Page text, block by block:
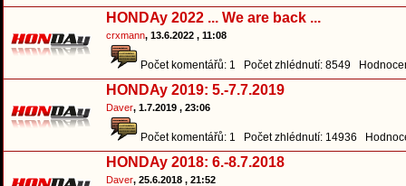
HONDAy 2022 ... We are back ...
crxmann, 13.6.2022 , 11:08
Počet komentářů: 1 Počet zhlédnutí: 8549
HONDAy 2019: 5.-7.7.2019
Daver, 1.7.2019 , 23:06
Počet komentářů: 1 Počet zhlédnutí: 14936
HONDAy 2018: 6.-8.7.2018
Daver, 25.6.2018 , 21:52